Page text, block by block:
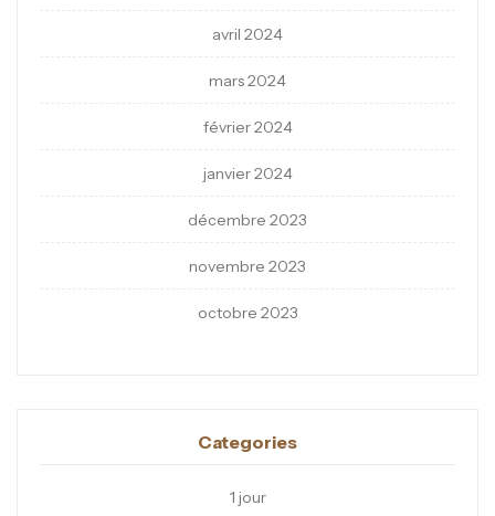
avril 2024
mars 2024
février 2024
janvier 2024
décembre 2023
novembre 2023
octobre 2023
Categories
1 jour